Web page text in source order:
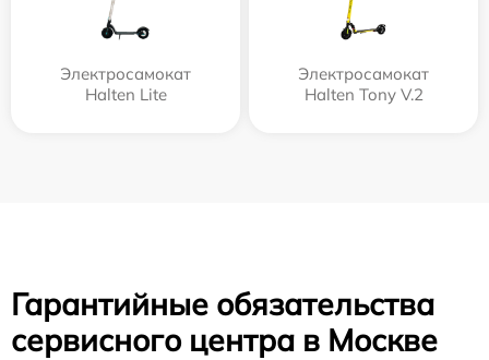
Электросамокат
Halten Lite
Электросамокат
Halten Tony V.2
Гарантийные обязательства
сервисного центра в Москве